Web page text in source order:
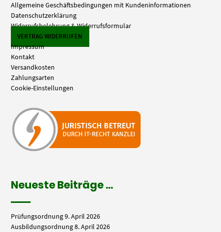
Allgemeine Geschäftsbedingungen mit Kundeninformationen
Datenschutzerklärung
Widerrufsbelehrung & Widerrufsformular
VERTRAG WIDERRUFEN
Impressum
Kontakt
Versandkosten
Zahlungsarten
Cookie-Einstellungen
Neueste Beiträge …
Prüfungsordnung9. April 2026
Ausbildungsordnung8. April 2026